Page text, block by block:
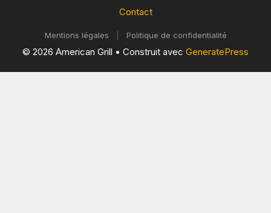
Contact
Mentions légales Politique de confidentialité
© 2026 American Grill • Construit avec GeneratePress